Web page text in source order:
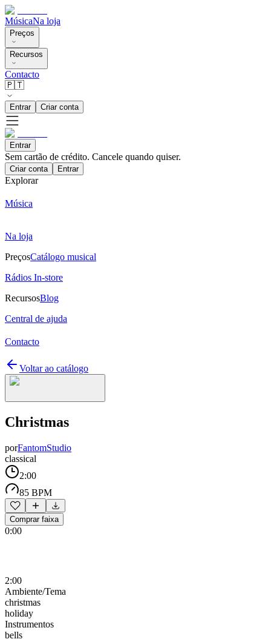
MúsicaNa loja
Preços
Recursos
Contacto
🇵🇹
Entrar Criar conta
Entrar
Sem cartão de crédito. Cancele quando quiser.
Criar conta Entrar
Explorar
Música
Na loja
PreçosCatálogo musical
Rádios In-store
RecursosBlog
Central de ajuda
Contacto
Voltar ao catálogo
Christmas
porFantomStudio
classical
2:00
85 BPM
Comprar faixa
0:00
2:00
Ambiente/Tema
christmas
holiday
Instrumentos
bells